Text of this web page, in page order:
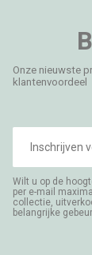
Onze nieuwste
klantenvoordeel
mailadres
Wilt u op de
per e-mail
collectie,
belangrijke